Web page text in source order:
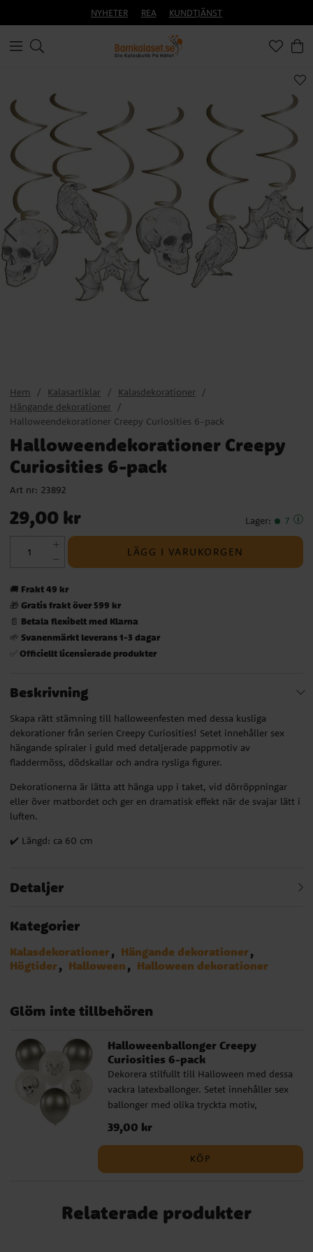
NYHETER REA KUNDTJÄNST
Hem Kalasartiklar
Kalasdekorationer
Hängande dekorationer
Halloweendekorationer Creepy Curiosities 6-pack
Halloweendekorationer Creepy
Curiosities 6-pack
Art nr: 23892
Pris: 29,00 kr
29,00 kr Lager: 7
LÄGG I VARUKORGEN
🚚 Frakt 49 kr
🎁 Gratis frakt över 599 kr
📄 Betala flexibelt med Klarna
🌱 Svanenmärkt leverans 1-3 dagar
✅ Officiellt licensierade produkter
Beskrivning
Skapa rätt stämning till halloweenfesten med dessa kusliga
dekorationer från serien Creepy Curiosities! Setet innehåller sex
hängande spiraler i guld med detaljerade pappmotiv av
fladdermöss, dödskallar och andra rysliga figurer.
Dekorationerna är lätta att hänga upp i taket, vid dörröppningar
eller över matbordet och ger en dramatisk effekt när de svajar lätt i
luften.
✔️ Längd: ca 60 cm
Detaljer
Kategorier
Kalasdekorationer
Hängande dekorationer
Högtider
Halloween Halloween dekorationer
Glöm inte tillbehören
Halloweenballonger Creepy
Curiosities 6-pack
Dekorera stilfullt till Halloween med dessa
vackra latexballonger. Setet innehåller sex
ballonger med olika tryckta motiv,
perfekta för att sätta rätt stämning.
Ballongerna kan fyllas med helium eller
luft och passar både inomhus och
utomhus. ✔️ Diameter: ca 30 cm
Pris:39,00 kr
39,00 kr
KÖP
Relaterade produkter